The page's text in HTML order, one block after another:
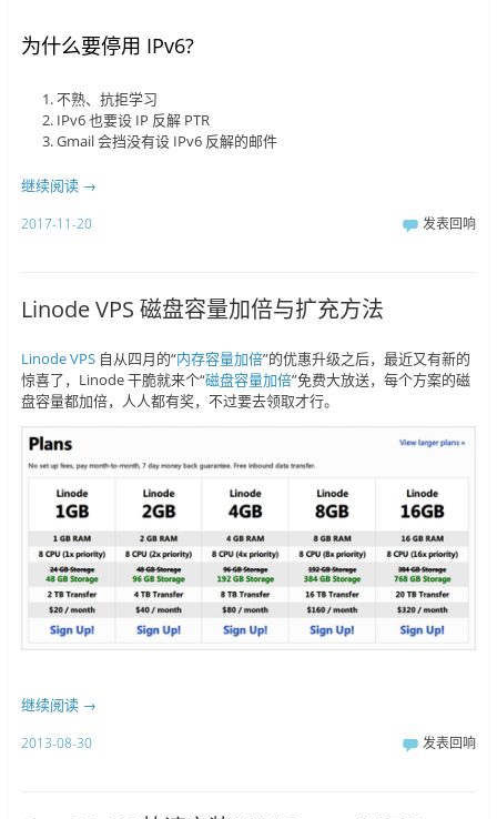
为什么要停用 IPv6?
不熟、抗拒学习
IPv6 也要设 IP 反解 PTR
Gmail 会挡没有设 IPv6 反解的邮件
继续阅读 →
2017-11-20 发表回响
Linode VPS 磁盘容量加倍与扩充方法
Linode VPS自从四月的“内存容量加倍”的优惠升级之后，最近又有新的
惊喜了，Linode 干脆就来个“磁盘容量加倍”免费大放送，每个方案的磁
盘容量都加倍，人人都有奖，不过要去领取才行。
继续阅读 →
2013-08-30 发表回响